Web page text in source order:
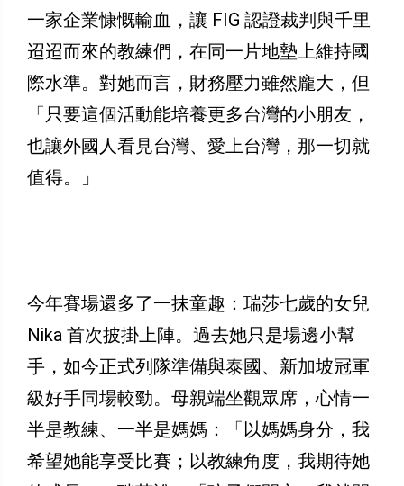
一家企業慷慨輸血，讓 FIG 認證裁判與千里
迢迢而來的教練們，在同一片地墊上維持國
際水準。對她而言，財務壓力雖然龐大，但
「只要這個活動能培養更多台灣的小朋友，
也讓外國人看見台灣、愛上台灣，那一切就
值得。」
今年賽場還多了一抹童趣：瑞莎七歲的女兒
Nika 首次披掛上陣。過去她只是場邊小幫
手，如今正式列隊準備與泰國、新加坡冠軍
級好手同場較勁。母親端坐觀眾席，心情一
半是教練、一半是媽媽：「以媽媽身分，我
希望她能享受比賽；以教練角度，我期待她